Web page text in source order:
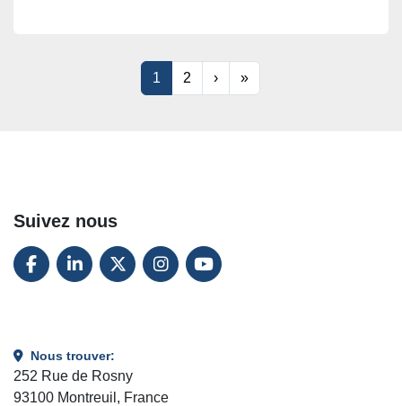
1 2 › »
Suivez nous
FACEBOOK
LINKEDINTWITTERINSTAGRAM
YOUTUBE
Nous trouver:
252 Rue de Rosny
93100 Montreuil, France